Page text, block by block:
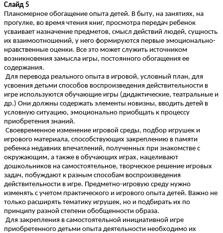
Слайд 5
Планомерное обогащение опыта детей. В быту, на занятиях, на
прогулке, во время чтения книг, просмотра передач ребенок
усваивает назначение предметов, смысл действий людей, сущность
их взаимоотношений, у него формируются первые эмоционально-
нравственные оценки. Все это может служить источником
возникновения замысла игры, постоянного обогащения ее
содержания.
Для перевода реального опыта в игровой, условный план, для
усвоения детьми способов воспроизведения действительности в
игре используются обучающие игры (дидактические, театральные и
др.) Они должны содержать элементы новизны, вводить детей в
условную ситуацию, эмоционально приобщать к процессу
приобретения знаний.
Своевременное изменение игровой среды, подбор игрушек и
игрового материала, способствующих закреплению в памяти
ребенка недавних впечатлений, полученных при знакомстве с
окружающим, а также в обучающих играх, нацеливают
дошкольников на самостоятельное, творческое решение игровых
задач, побуждают к разным способам воспроизведения
действительности в игре. Предметно-игровую среду нужно
изменять с учетом практического и игрового опыта детей. Важно не
только расширять тематику игрушек, но и подбирать их по
принципу разной степени обобщенности образа.
Для закрепления в самостоятельной инициативной игре
приобретенного детьми опыта деятельности необходимо их